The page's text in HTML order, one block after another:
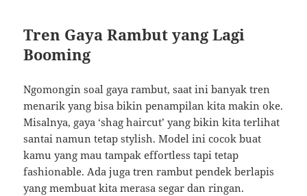
Tren Gaya Rambut yang Lagi
Booming
Ngomongin soal gaya rambut, saat ini banyak tren
menarik yang bisa bikin penampilan kita makin oke.
Misalnya, gaya ‘shag haircut’ yang bikin kita terlihat
santai namun tetap stylish. Model ini cocok buat
kamu yang mau tampak effortless tapi tetap
fashionable. Ada juga tren rambut pendek berlapis
yang membuat kita merasa segar dan ringan.